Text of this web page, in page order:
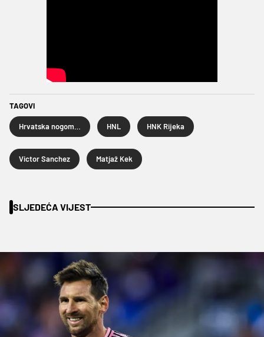
TAGOVI
HNL HNK Rijeka
Victor Sanchez Matjaž Kek
SLJEDEĆA VIJEST